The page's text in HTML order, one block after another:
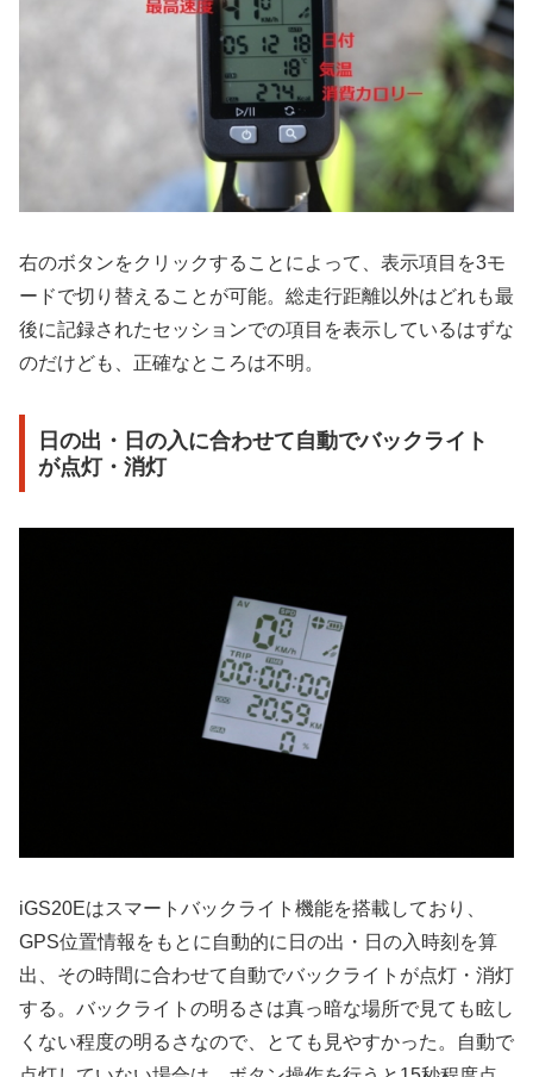
右のボタンをクリックすることによって、表示項目を3モ
ードで切り替えることが可能。総走行距離以外はどれも最
後に記録されたセッションでの項目を表示しているはずな
のだけども、正確なところは不明。
日の出・日の入に合わせて自動でバックライト
が点灯・消灯
iGS20Eはスマートバックライト機能を搭載しており、
GPS位置情報をもとに自動的に日の出・日の入時刻を算
出、その時間に合わせて自動でバックライトが点灯・消灯
する。バックライトの明るさは真っ暗な場所で見ても眩し
くない程度の明るさなので、とても見やすかった。自動で